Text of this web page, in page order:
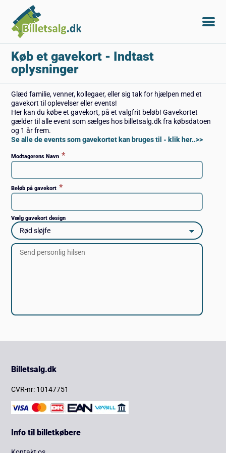
Køb et gavekort - Indtast
oplysninger
Glæd familie, venner, kollegaer, eller sig tak for hjælpen med et
gavekort til oplevelser eller events!
Her kan du købe et gavekort, på et valgfrit beløb! Gavekortet
gælder til alle event som sælges hos billetsalg.dk fra købsdatoen
og 1 år frem.
Se alle de events som gavekortet kan bruges til - klik her..>>
Modtagerens Navn *
Beløb på gavekort *
Vælg gavekort design
Billetsalg.dk
CVR-nr: 10147751
Info til billetkøbere